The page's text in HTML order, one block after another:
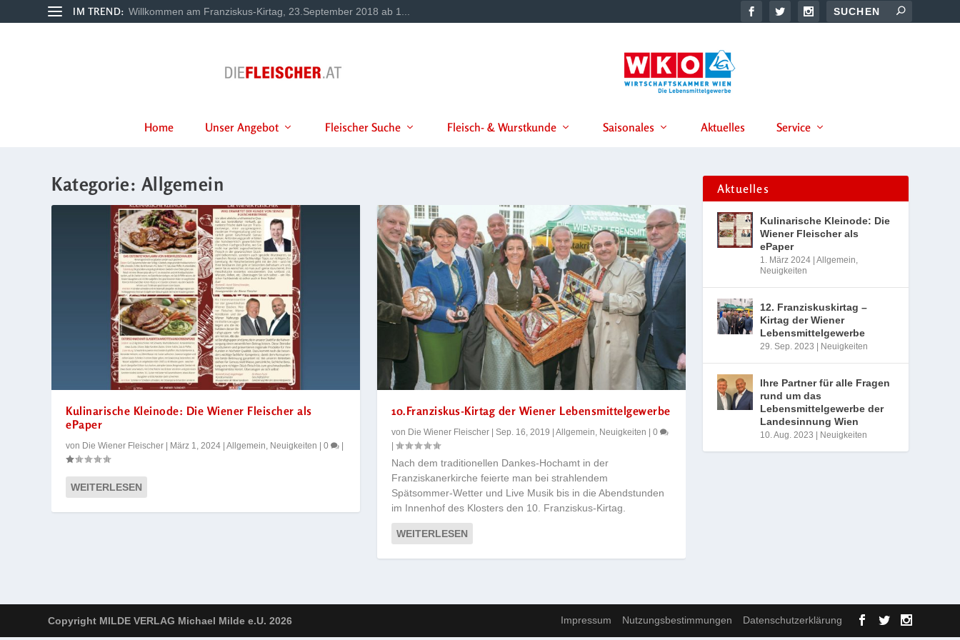
IM TREND: Willkommen am Franziskus-Kirtag, 23.September 2018 ab 1...
Home Unser Angebot Fleischer Suche Fleisch- & Wurstkunde Saisonales Aktuelles Service
Kategorie: Allgemein
Kulinarische Kleinode: Die Wiener Fleischer als
ePaper
von Die Wiener Fleischer März 1, 2024 Allgemein, Neuigkeiten 0
WEITERLESEN
10.Franziskus-Kirtag der Wiener Lebensmittelgewerbe
von Die Wiener Fleischer Sep. 16, 2019 Allgemein, Neuigkeiten
0
Nach dem traditionellen Dankes-Hochamt in der
Franziskanerkirche feierte man bei strahlendem
Spätsommer-Wetter und Live Musik bis in die Abendstunden
im Innenhof des Klosters den 10. Franziskus-Kirtag.
WEITERLESEN
Aktuelles
Kulinarische Kleinode: Die
Wiener Fleischer als
ePaper
1. März 2024 Allgemein,
Neuigkeiten
12. Franziskuskirtag –
Kirtag der Wiener
Lebensmittelgewerbe
29. Sep. 2023 Neuigkeiten
Ihre Partner für alle Fragen
rund um das
Lebensmittelgewerbe der
Landesinnung Wien
10. Aug. 2023 Neuigkeiten
Copyright MILDE VERLAG Michael Milde e.U. 2026 Impressum Nutzungsbestimmungen Datenschutzerklärung